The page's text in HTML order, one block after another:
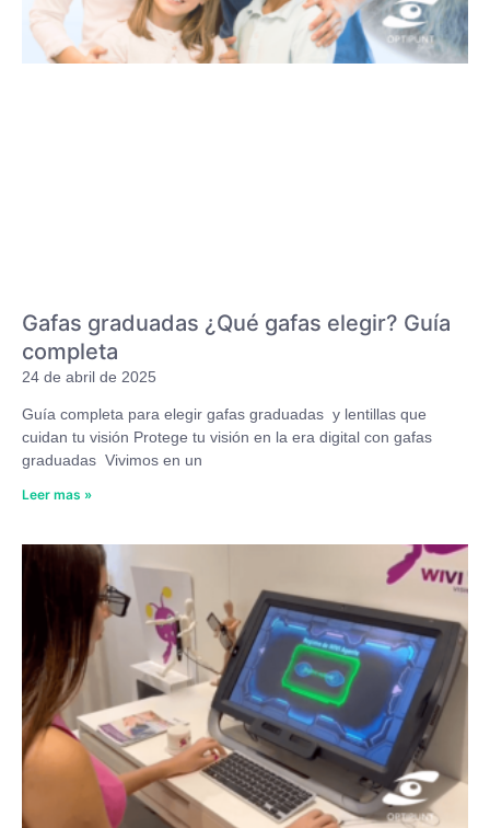
Gafas graduadas ¿Qué gafas elegir? Guía
completa
24 de abril de 2025
Guía completa para elegir gafas graduadas y lentillas que
cuidan tu visión Protege tu visión en la era digital con gafas
graduadas Vivimos en un
Leer mas »